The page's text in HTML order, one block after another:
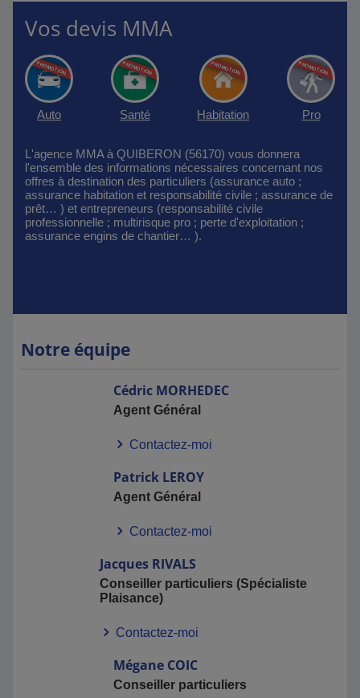
Vos devis MMA
Auto Santé Habitation Pro
L'agence MMA à QUIBERON (56170) vous donnera
l'ensemble des informations nécessaires concernant nos
offres à destination des particuliers (assurance auto ;
assurance habitation et responsabilité civile ; assurance de
prêt… ) et entrepreneurs (responsabilité civile
professionnelle ; multirisque pro ; perte d'exploitation ;
assurance engins de chantier… ).
Notre équipe
Cédric MORHEDEC
Agent Général
Contactez-moi
Patrick LEROY
Agent Général
Contactez-moi
Jacques RIVALS
Conseiller particuliers (Spécialiste
Plaisance)
Contactez-moi
Mégane COIC
Conseiller particuliers